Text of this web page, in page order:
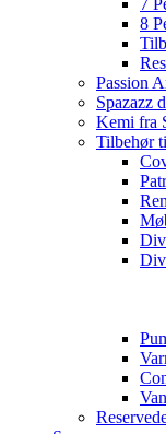
7
8
Passion
Spazazz
Kemi fra
Tilbehør